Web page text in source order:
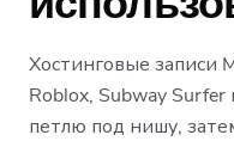
Хостинговые записи
Roblox, Subway
петлю под нишу,